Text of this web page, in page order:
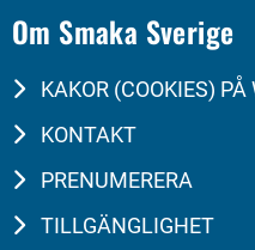
Om Smaka Sverige
KAKOR (COOKIES)
KONTAKT
PRENUMERERA
TILLGÄNGLIGHET